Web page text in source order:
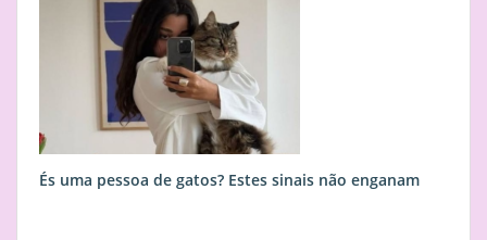
És uma pessoa de gatos? Estes sinais não enganam